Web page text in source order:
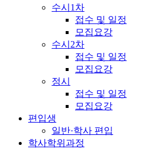
수시1차
접수 및 일정
모집요강
수시2차
접수 및 일정
모집요강
정시
접수 및 일정
모집요강
편입생
일반·학사 편입
학사학위과정